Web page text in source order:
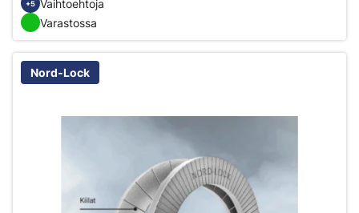
+5 Vaihtoehtoja
Varastossa
Nord-Lock